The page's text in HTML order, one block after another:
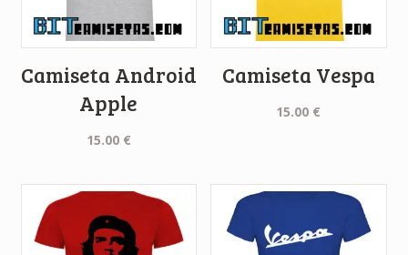
Camiseta Android
Apple
15.00 €
Camiseta Vespa
15.00 €